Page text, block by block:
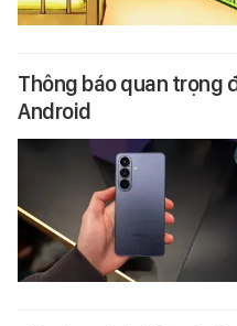
Thông báo quan trọng
Android